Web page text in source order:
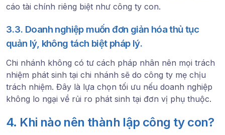
cáo tài chính riêng biệt như công ty con.
3.3. Doanh nghiệp muốn đơn giản hóa thủ tục
quản lý, không tách biệt pháp lý.
Chi nhánh không có tư cách pháp nhân nên mọi trách
nhiệm phát sinh tại chi nhánh sẽ do công ty mẹ chịu
trách nhiệm. Đây là lựa chọn tối ưu nếu doanh nghiệp
không lo ngại về rủi ro phát sinh tại đơn vị phụ thuộc.
4. Khi nào nên thành lập công ty con?